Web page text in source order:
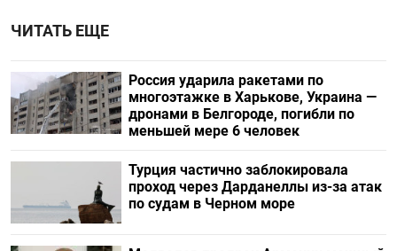
ЧИТАТЬ ЕЩЕ
Россия ударила ракетами по
многоэтажке в Харькове, Украина —
дронами в Белгороде, погибли по
меньшей мере 6 человек
Турция частично заблокировала
проход через Дарданеллы из-за атак
по судам в Черном море